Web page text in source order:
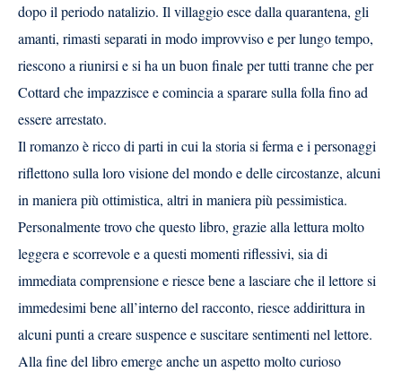
dopo il periodo natalizio. Il villaggio esce dalla quarantena, gli
amanti, rimasti separati in modo improvviso e per lungo tempo,
riescono a riunirsi e si ha un buon finale per tutti tranne che per
Cottard che impazzisce e comincia a sparare sulla folla fino ad
essere arrestato.
Il romanzo è ricco di parti in cui la storia si ferma e i personaggi
riflettono sulla loro visione del mondo e delle circostanze, alcuni
in maniera più ottimistica, altri in maniera più pessimistica.
Personalmente trovo che questo libro, grazie alla lettura molto
leggera e scorrevole e a questi momenti riflessivi, sia di
immediata comprensione e riesce bene a lasciare che il lettore si
immedesimi bene all’interno del racconto, riesce addirittura in
alcuni punti a creare suspence e suscitare sentimenti nel lettore.
Alla fine del libro emerge anche un aspetto molto curioso